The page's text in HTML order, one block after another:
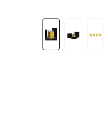
Bildergalerie